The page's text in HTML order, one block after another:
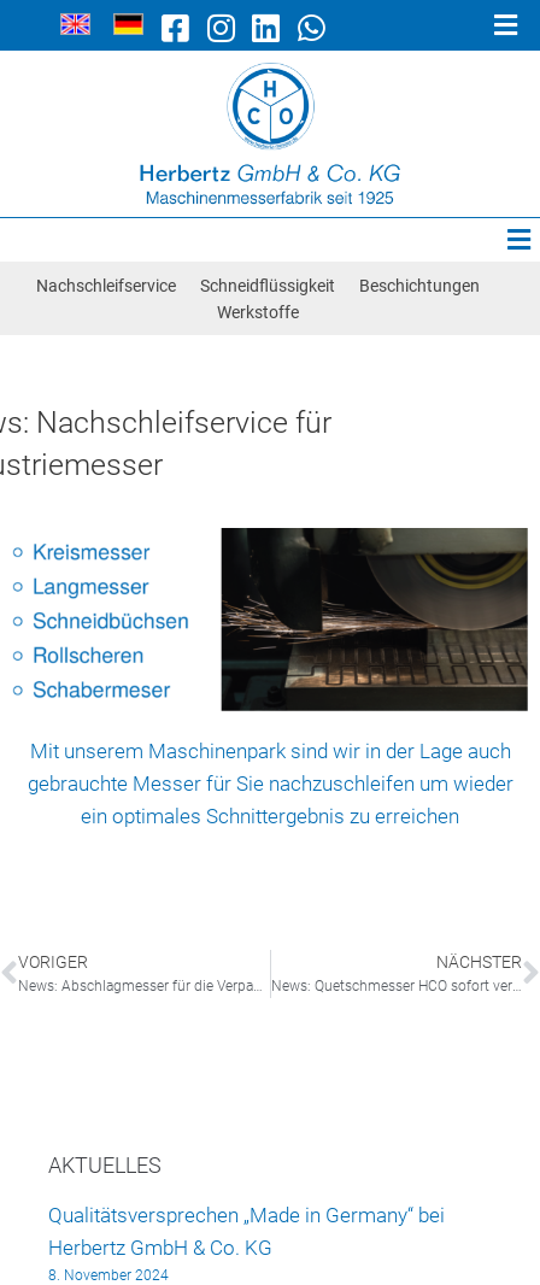
Aktuelles
Kontakt/Anfahrt
Kreismesser
Bandmesser
Nachschleifservice Schneidflüssigkeit
Beschichtungen
Werkstoffe
Nachschleifservice für
Mit unserem Maschinenpark sind wir in der Lage auch
gebrauchte Messer für Sie nachzuschleifen um wieder
ein optimales Schnittergebnis zu erreichen
VORIGER NÄCHSTER
News: Quetschmesser HCO sofort verfügbar!
AKTUELLES
Qualitätsversprechen „Made in Germany“ bei
Herbertz GmbH & Co. KG
8. November 2024